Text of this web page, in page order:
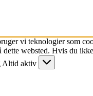
vi teknologier som
websted. Hvis du
Altid aktiv